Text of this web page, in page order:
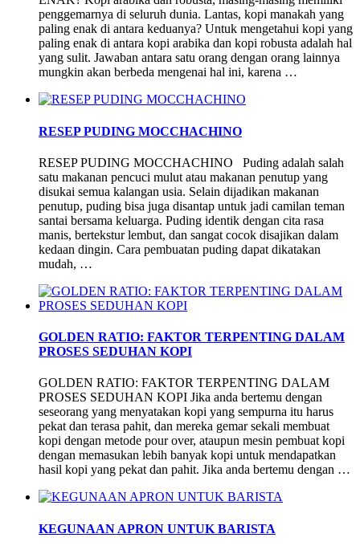
penggemarnya di seluruh dunia. Lantas, kopi manakah yang
paling enak di antara keduanya? Untuk mengetahui kopi yang
paling enak di antara kopi arabika dan kopi robusta adalah hal
yang sulit. Jawaban antara satu orang dengan orang lainnya
mungkin akan berbeda mengenai hal ini, karena …
RESEP PUDING MOCCHACHINO
RESEP PUDING MOCCHACHINO Puding adalah salah
satu makanan pencuci mulut atau makanan penutup yang
disukai semua kalangan usia. Selain dijadikan makanan
penutup, puding bisa juga disantap untuk jadi camilan teman
santai bersama keluarga. Puding identik dengan cita rasa
manis, bertekstur lembut, dan sangat cocok disajikan dalam
kedaan dingin. Cara pembuatan puding dapat dikatakan
mudah, …
GOLDEN RATIO: FAKTOR TERPENTING DALAM
PROSES SEDUHAN KOPI
GOLDEN RATIO: FAKTOR TERPENTING DALAM
PROSES SEDUHAN KOPI Jika anda bertemu dengan
seseorang yang menyatakan kopi yang sempurna itu harus
pekat dan terasa pahit, dan mereka gemar sekali membuat
kopi dengan metode pour over, ataupun mesin pembuat kopi
dengan memasukan lebih banyak kopi untuk mendapatkan
hasil kopi yang pekat dan pahit. Jika anda bertemu dengan …
KEGUNAAN APRON UNTUK BARISTA